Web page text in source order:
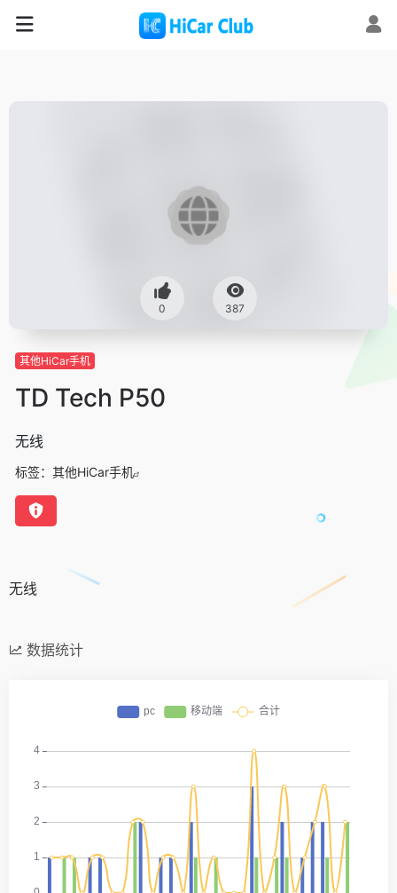
0 387
其他HiCar手机
TD Tech P50
无线
标签： 其他HiCar手机
无线
数据统计